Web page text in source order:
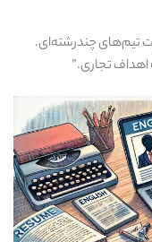
در مدیریت تیم‌های چندرشته‌ای.
تجاری.”